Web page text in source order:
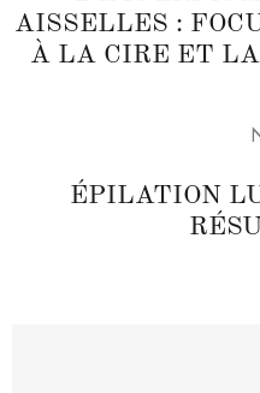
AISSELLES :
À LA CIRE ET
ÉPILATION